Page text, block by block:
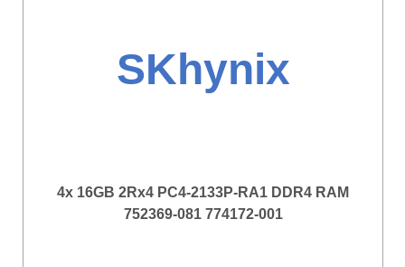
SKhynix
4x 16GB 2Rx4 PC4-2133P-RA1 DDR4 RAM
752369-081 774172-001